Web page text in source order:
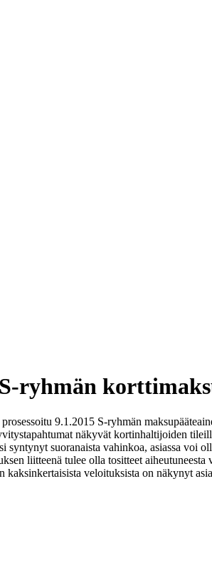
ryhmän
9.1.2015 S-ryhmän
näkyvät kortinhaltijoiden
suoranaista vahinkoa, asiassa voi
liitteenä tulee olla tositteet aiheutuneesta
kaksinkertaisista veloituksista on näkynyt